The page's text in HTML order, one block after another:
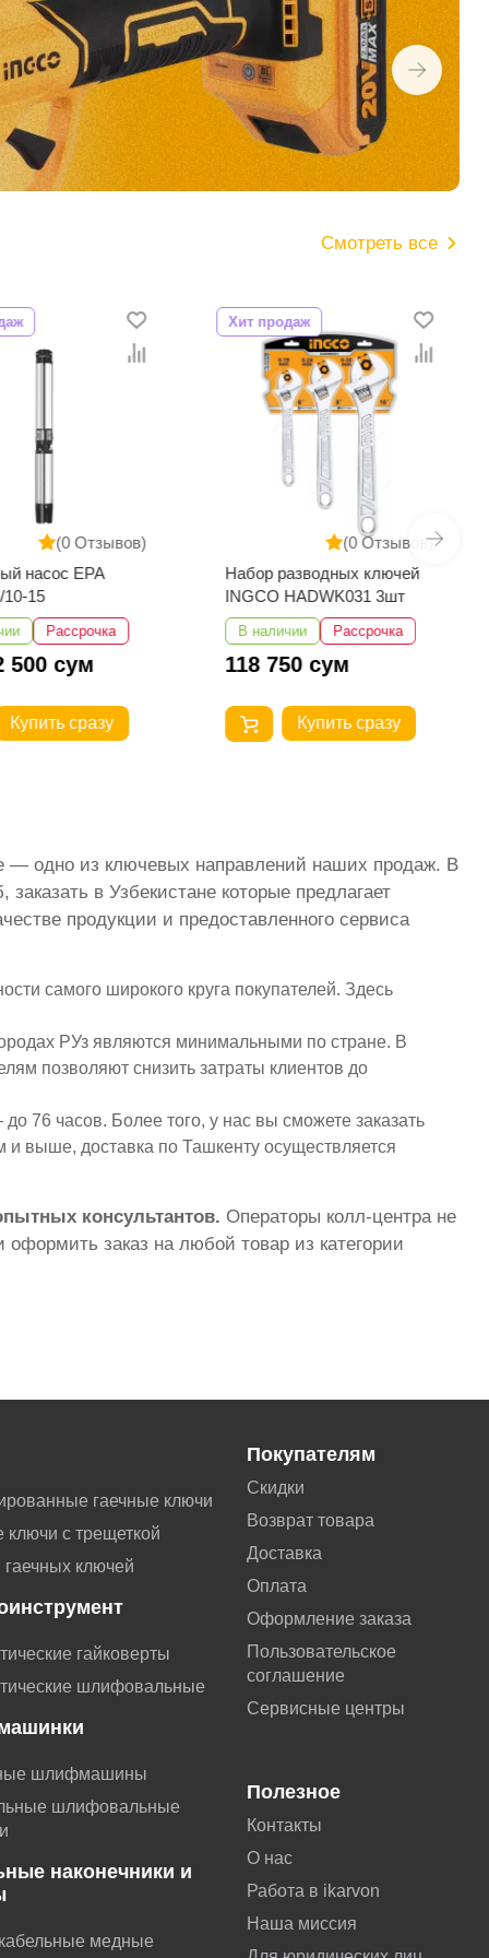
Смотреть все
(0 Отзывов)
насос EPA
10-15
Рассрочка
500 сум
Купить сразу
(0 Отзывов)
Хит продаж
Набор разводных ключей
INGCO HADWK031 3шт
В наличии Рассрочка
118 750 сум
Купить сразу
— одно из ключевых направлений наших продаж. В
в Узбекистане которые предлагает
продукции и предоставленного сервиса
самого широкого круга покупателей. Здесь
РУз являются минимальными по стране. В
позволяют снизить затраты клиентов до
76 часов. Более того, у нас вы сможете заказать
и выше, доставка по Ташкенту осуществляется
консультантов. Операторы колл-центра не
заказ на любой товар из категории
гаечные ключи
ключи с трещеткой
ключей
гайковерты
шлифовальные
шлифмашины
шлифовальные
наконечники и
медные
Покупателям
Скидки
Возврат товара
Доставка
Оплата
Оформление заказа
Пользовательское
соглашение
Сервисные центры
Полезное
Контакты
О нас
Работа в ikarvon
Наша миссия